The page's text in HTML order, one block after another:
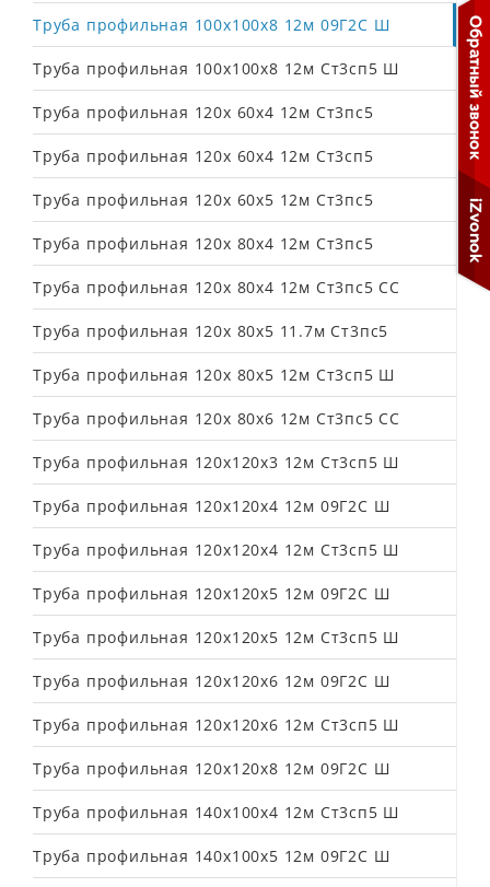
Труба профильная 100х100х8 12м 09Г2С Ш
Труба профильная 100х100х8 12м Ст3сп5 Ш
Труба профильная 120х 60х4 12м Ст3пс5
Труба профильная 120х 60х4 12м Ст3сп5
Труба профильная 120х 60х5 12м Ст3пс5
Труба профильная 120х 80х4 12м Ст3пс5
Труба профильная 120х 80х4 12м Ст3пс5 СС
Труба профильная 120х 80х5 11.7м Ст3пс5
Труба профильная 120х 80х5 12м Ст3сп5 Ш
Труба профильная 120х 80х6 12м Ст3пс5 СС
Труба профильная 120х120х3 12м Ст3сп5 Ш
Труба профильная 120х120х4 12м 09Г2С Ш
Труба профильная 120х120х4 12м Ст3сп5 Ш
Труба профильная 120х120х5 12м 09Г2С Ш
Труба профильная 120х120х5 12м Ст3сп5 Ш
Труба профильная 120х120х6 12м 09Г2С Ш
Труба профильная 120х120х6 12м Ст3сп5 Ш
Труба профильная 120х120х8 12м 09Г2С Ш
Труба профильная 140х100х4 12м Ст3сп5 Ш
Труба профильная 140х100х5 12м 09Г2С Ш